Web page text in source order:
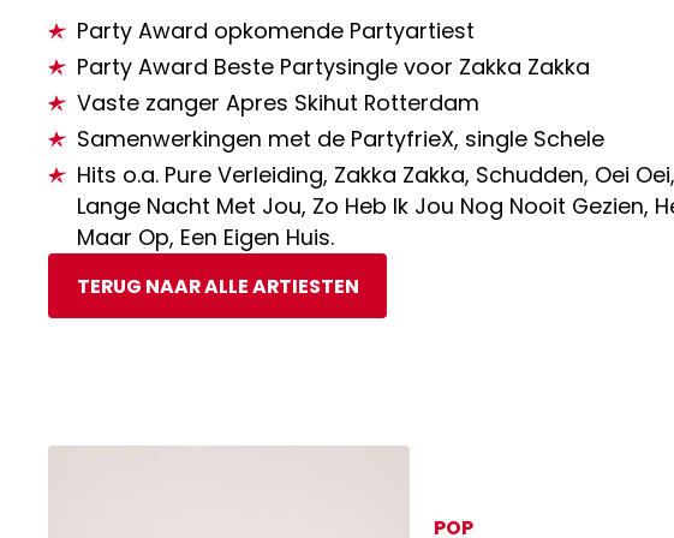
Party Award opkomende Partyartiest
Party Award Beste Partysingle voor Zakka Zakka
Vaste zanger Apres Skihut Rotterdam
Samenwerkingen met de PartyfrieX, single Schele
Hits o.a. Pure Verleiding, Zakka Zakka, Schudden, Oei
Lange Nacht Met Jou, Zo Heb Ik Jou Nog Nooit Gezien,
Maar Op, Een Eigen Huis.
TERUG NAAR ALLE ARTIESTEN
POP